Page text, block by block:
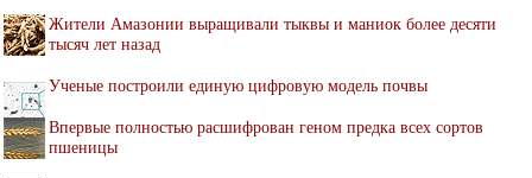
Жители Амазонии выращивали тыквы и маниок более десяти
тысяч лет назад
Ученые построили единую цифровую модель почвы
Впервые полностью расшифрован геном предка всех сортов
пшеницы